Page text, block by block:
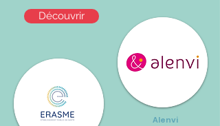
Découvrir
Alenvi